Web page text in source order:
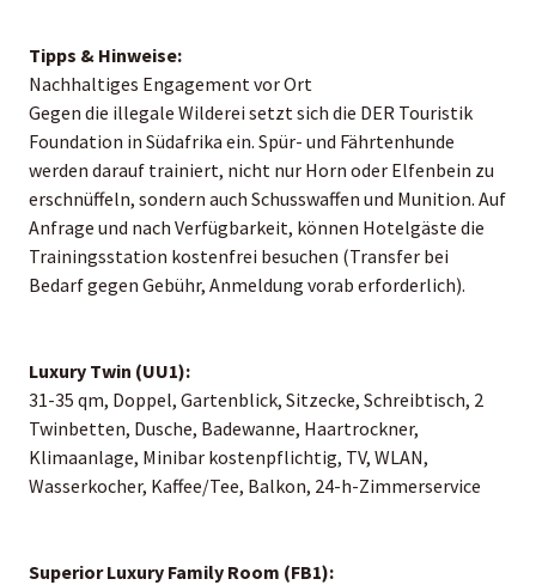
Tipps & Hinweise:
Nachhaltiges Engagement vor Ort
Gegen die illegale Wilderei setzt sich die DER Touristik
Foundation in Südafrika ein. Spür- und Fährtenhunde
werden darauf trainiert, nicht nur Horn oder Elfenbein zu
erschnüffeln, sondern auch Schusswaffen und Munition. Auf
Anfrage und nach Verfügbarkeit, können Hotelgäste die
Trainingsstation kostenfrei besuchen (Transfer bei
Bedarf gegen Gebühr, Anmeldung vorab erforderlich).
Luxury Twin (UU1):
31-35 qm, Doppel, Gartenblick, Sitzecke, Schreibtisch, 2
Twinbetten, Dusche, Badewanne, Haartrockner,
Klimaanlage, Minibar kostenpflichtig, TV, WLAN,
Wasserkocher, Kaffee/Tee, Balkon, 24-h-Zimmerservice
Superior Luxury Family Room (FB1):